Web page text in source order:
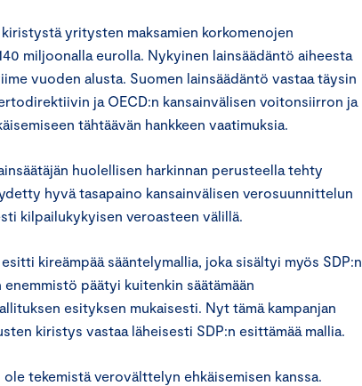
yritysten maksamien korkomenojen
miljoonalla eurolla. Nykyinen lainsäädäntö aiheesta
vuoden alusta. Suomen lainsäädäntö vastaa täysin
ja OECD:n kansainvälisen voitonsiirron ja
tähtäävän hankkeen vaatimuksia.
huolellisen harkinnan perusteella tehty
hyvä tasapaino kansainvälisen verosuunnittelun
kilpailukykyisen veroasteen välillä.
kireämpää sääntelymallia, joka sisältyi myös SDP:n
päätyi kuitenkin säätämään
esityksen mukaisesti. Nyt tämä kampanjan
kiristys vastaa läheisesti SDP:n esittämää mallia.
tekemistä verovälttelyn ehkäisemisen kanssa.